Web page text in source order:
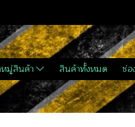
มู่สินค้า สินค้าทั้งหมด ช่อ